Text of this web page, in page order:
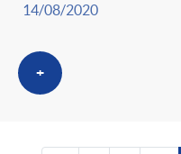
14/08/2020
+